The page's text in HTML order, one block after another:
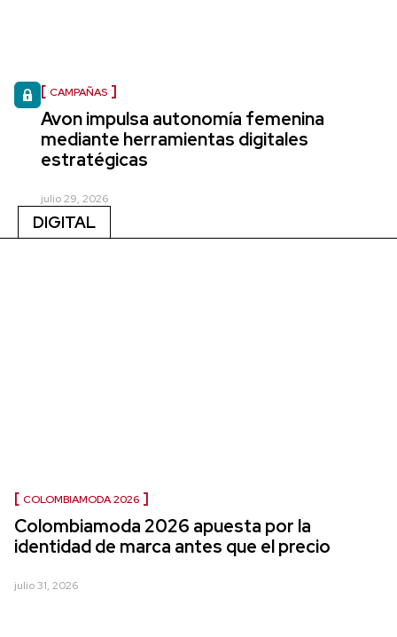
CAMPAÑAS
Avon impulsa autonomía femenina
mediante herramientas digitales
estratégicas
julio 29, 2026
DIGITAL
COLOMBIAMODA 2026
Colombiamoda 2026 apuesta por la
identidad de marca antes que el precio
julio 31, 2026